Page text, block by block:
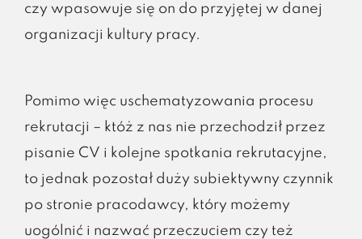
czy wpasowuje się on do przyjętej w danej
organizacji kultury pracy.
Pomimo więc uschematyzowania procesu
rekrutacji – któż z nas nie przechodził przez
pisanie CV i kolejne spotkania rekrutacyjne,
to jednak pozostał duży subiektywny czynnik
po stronie pracodawcy, który możemy
uogólnić i nazwać przeczuciem czy też